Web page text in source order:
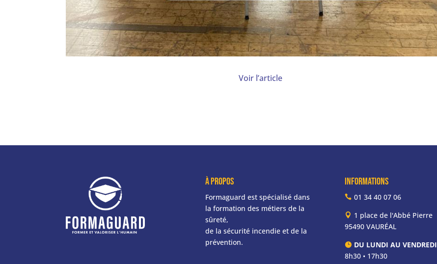
Voir l’article
À propos
Formaguard est spécialisé dans
la formation des métiers de la
sûreté,
de la sécurité incendie et de la
prévention.
informations
01 34 40 07 06
1 place de l'Abbé Pierre
95490 VAURÉAL
DU LUNDI AU VENDREDI
8h30 • 17h30